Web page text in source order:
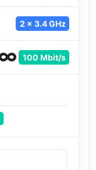
2 x 3.4 GHz
100 Mbit/s